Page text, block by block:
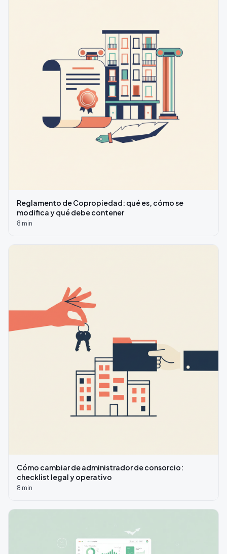
Reglamento de Copropiedad: qué es, cómo se
modifica y qué debe contener
8 min
Cómo cambiar de administrador de consorcio:
checklist legal y operativo
8 min